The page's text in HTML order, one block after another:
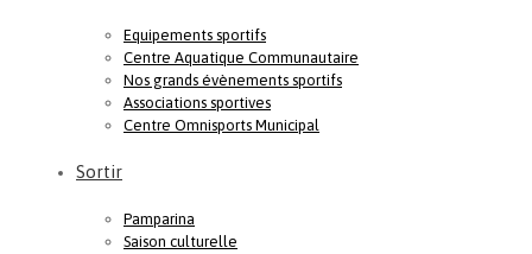
Equipements sportifs
Centre Aquatique Communautaire
Nos grands évènements sportifs
Associations sportives
Centre Omnisports Municipal
Sortir
Pamparina
Saison culturelle